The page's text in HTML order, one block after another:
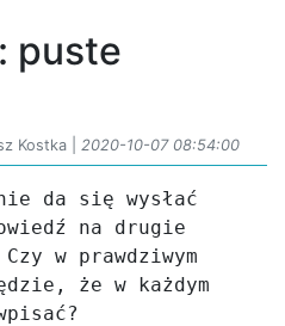
puste
Kostka | 2020-10-07 08:54:00
da się wysłać
na drugie
w prawdziwym
że w każdym